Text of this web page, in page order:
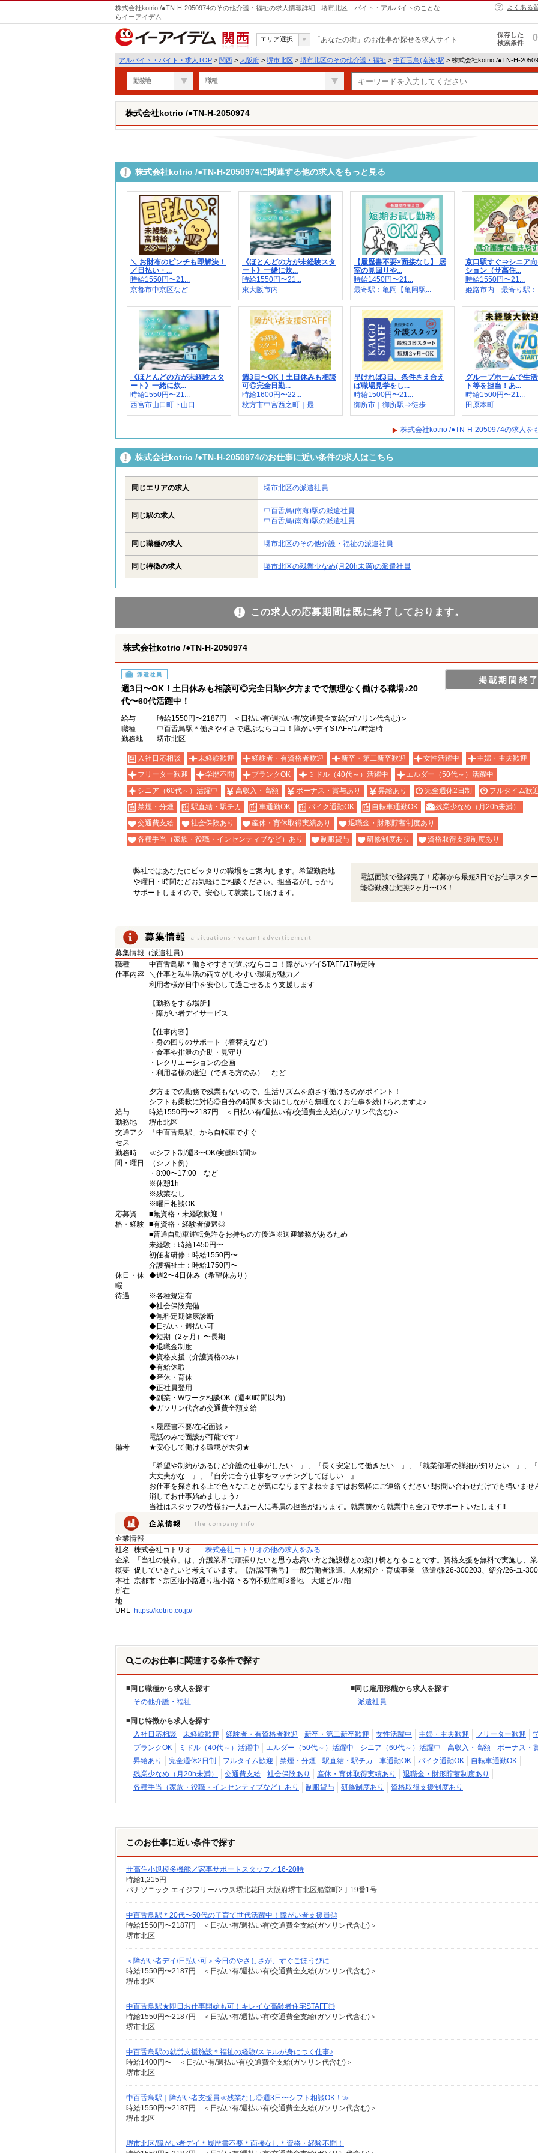
株式会社kotrio /●TN-H-2050974のその他介護・福祉の求人情報詳細 - 堺市北区｜バイト・アルバイトのことな
らイーアイデム
よくある
関西
エリア選択 「あなたの街」のお仕事が探せる求人サイト
保存した
検索条件
0
アルバイト・バイト・求人TOP > 関西 > 大阪府 > 堺市北区 > 堺市北区のその他介護・福祉 > 中百舌鳥(南海)駅 > 株式会社kotrio /●TN-H-
勤務地 職種
株式会社kotrio /●TN-H-2050974
株式会社kotrio /●TN-H-2050974に関連する他の求人をもっと見る
＼ お財布のピンチも即解決！
／日払い・...
時給1550円〜21...
京都市中京区など
《ほとんどの方が未経験スタ
ート》一緒に炊...
時給1550円〜21...
東大阪市内
【履歴書不要×面接なし】 居
室の見回りや...
時給1450円〜21...
最寄駅：亀岡【亀岡駅...
京口駅すぐ⇒シニア
ション（サ高住...
時給1550円〜21...
姫路市内 最寄り駅：
《ほとんどの方が未経験スタ
ート》一緒に炊...
時給1550円〜21...
西宮市山口町下山口 ...
週3日〜OK！土日休みも相談
可◎完全日勤...
時給1600円〜22...
枚方市中宮西之町｜最...
早ければ3日、条件さえ合え
ば職場見学をし...
時給1500円〜21...
御所市｜御所駅⇒徒歩...
グループホームで生
ト等を担当！あ...
時給1500円〜21...
田原本町
株式会社kotrio /●TN-H-2050974の求人を
株式会社kotrio /●TN-H-2050974のお仕事に近い条件の求人はこちら
同じエリアの求人 堺市北区の派遣社員
同じ駅の求人
中百舌鳥(南海)駅の派遣社員
中百舌鳥(南海)駅の派遣社員
同じ職種の求人 堺市北区のその他介護・福祉の派遣社員
同じ特徴の求人 堺市北区の残業少なめ(月20h未満)の派遣社員
この求人の応募期間は既に終了しております。
株式会社kotrio /●TN-H-2050974
派遣社員
週3日〜OK！土日休みも相談可◎完全日勤×夕方までで無理なく働ける職場♪20
代〜60代活躍中！
給与
時給1550円〜2187円 ＜日払い有/週払い有/交通費全支給(ガソリン代含む)＞
職種
中百舌鳥駅＊働きやすさで選ぶならココ！障がいデイSTAFF/17時定時
勤務地
堺市北区
入社日応相談 未経験歓迎 経験者・有資格者歓迎 新卒・第二新卒歓迎 女性活躍中
主婦・主夫歓迎
フリーター歓迎
学歴不問 ブランクOK ミドル（40代～）活躍中
エルダー（50代～）活躍中
シニア（60代～）活躍中
高収入・高額 ボーナス・賞与あり 昇給あり 完全週休2日制
フルタイム歓
禁煙・分煙
駅直結・駅チカ 車通勤OK バイク通勤OK 自転車通勤OK
残業少なめ（月20h未満）
交通費支給
社会保険あり 産休・育休取得実績あり
退職金・財形貯蓄制度あり
各種手当（家族・役職・インセンティブなど）あり
制服貸与 研修制度あり 資格取得支援制度あり
弊社ではあなたにピッタリの職場をご案内します。希望勤務地
や曜日・時間などお気軽にご相談ください。担当者がしっかり
サポートしますので、安心して就業して頂けます。
電話面談で登録完了！応募から最短3日でお仕事スタ
能◎勤務は短期2ヶ月〜OK！
募集情報（派遣社員）
職種
中百舌鳥駅＊働きやすさで選ぶならココ！障がいデイSTAFF/17時定時
仕事内容
＼仕事と私生活の両立がしやすい環境が魅力／
利用者様が日中を安心して過ごせるよう支援します
【勤務をする場所】
・障がい者デイサービス
【仕事内容】
・身の回りのサポート（着替えなど）
・食事や排泄の介助・見守り
・レクリエーションの企画
・利用者様の送迎（できる方のみ） など
夕方までの勤務で残業もないので、生活リズムを崩さず働けるのがポイント！
シフトも柔軟に対応◎自分の時間を大切にしながら無理なくお仕事を続けられますよ♪
給与
時給1550円〜2187円 ＜日払い有/週払い有/交通費全支給(ガソリン代含む)＞
勤務地
堺市北区
交通アク
セス
「中百舌鳥駅」から自転車ですぐ
勤務時
間・曜日
≪シフト制/週3〜OK/実働8時間≫
（シフト例）
・8:00〜17:00 など
※休憩1h
※残業なし
※曜日相談OK
応募資
格・経験
■無資格・未経験歓迎！
■有資格・経験者優遇◎
■普通自動車運転免許をお持ちの方優遇※送迎業務があるため
未経験：時給1450円〜
初任者研修：時給1550円〜
介護福祉士：時給1750円〜
休日・休
暇
◆週2〜4日休み（希望休あり）
待遇
※各種規定有
◆社会保険完備
◆無料定期健康診断
◆日払い・週払い可
◆短期（2ヶ月）〜長期
◆退職金制度
◆資格支援（介護資格のみ）
◆有給休暇
◆産休・育休
◆正社員登用
◆副業・Wワーク相談OK（週40時間以内）
◆ガソリン代含め交通費全額支給
＜履歴書不要/在宅面談＞
電話のみで面談が可能です♪
備考
★安心して働ける環境が大切★
『希望や制約があるけど介護の仕事がしたい…』、『長く安定して働きたい…』、『就業部署の詳細が知りたい…』、
大丈夫かな…』、『自分に合う仕事をマッチングしてほしい…』
お仕事を探される上で色々なことが気になりますよね☆まずはお気軽にご連絡ください!!お問い合わせだけでも構いませ
消してお仕事始めましょう♪
当社はスタッフの皆様お一人お一人に専属の担当がおります。就業前から就業中も全力でサポートいたします!!
企業情報
社名
株式会社コトリオ
株式会社コトリオの他の求人をみる
企業
概要
「当社の使命」は、介護業界で頑張りたいと思う志高い方と施設様との架け橋となることです。資格支援を無料で実施し、
促していきたいと考えています。【許認可番号】一般労働者派遣、人材紹介・育成事業 派遣/派26-300203、紹介/26-ユ-
本社
所在
地
京都市下京区油小路通り塩小路下る南不動堂町3番地 大道ビル7階
URL https://kotrio.co.jp/
このお仕事に関連する条件で探す
同じ職種から求人を探す
その他介護・福祉
同じ雇用形態から求人を探す
派遣社員
同じ特徴から求人を探す
入社日応相談
未経験歓迎 経験者・有資格者歓迎 新卒・第二新卒歓迎 女性活躍中 主婦・主夫歓迎 フリーター歓迎
ブランクOK
ミドル（40代～）活躍中 エルダー（50代～）活躍中 シニア（60代～）活躍中 高収入・高額
ボーナス・
昇給あり
完全週休2日制 フルタイム歓迎 禁煙・分煙 駅直結・駅チカ 車通勤OK バイク通勤OK
自転車通勤OK
残業少なめ（月20h未満）
交通費支給 社会保険あり 産休・育休取得実績あり
退職金・財形貯蓄制度あり
各種手当（家族・役職・インセンティブなど）あり
制服貸与 研修制度あり 資格取得支援制度あり
このお仕事に近い条件で探す
サ高住小規模多機能／家事サポートスタッフ／16-20時
時給1,215円
パナソニック エイジフリーハウス堺北花田 大阪府堺市北区船堂町2丁19番1号
中百舌鳥駅＊20代〜50代の子育て世代活躍中！障がい者支援員◎
時給1550円〜2187円 ＜日払い有/週払い有/交通費全支給(ガソリン代含む)＞
堺市北区
＜障がい者デイ/日払い可＞今日のやさしさが、すぐごほうびに
時給1550円〜2187円 ＜日払い有/週払い有/交通費全支給(ガソリン代含む)＞
堺市北区
中百舌鳥駅★即日お仕事開始も可！キレイな高齢者住宅STAFF◎
時給1550円〜2187円 ＜日払い有/週払い有/交通費全支給(ガソリン代含む)＞
堺市北区
中百舌鳥駅の就労支援施設＊福祉の経験/スキルが身につく仕事♪
時給1400円〜 ＜日払い有/週払い有/交通費全支給(ガソリン代含む)＞
堺市北区
中百舌鳥駅｜障がい者支援員≪残業なし◎週3日〜シフト相談OK！≫
時給1550円〜2187円 ＜日払い有/週払い有/交通費全支給(ガソリン代含む)＞
堺市北区
堺市北区/障がい者デイ＊履歴書不要＊面接なし＊資格・経験不問！